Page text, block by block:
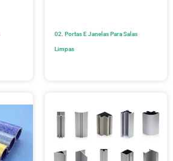
02. Portas E Janelas Para Salas
Limpas